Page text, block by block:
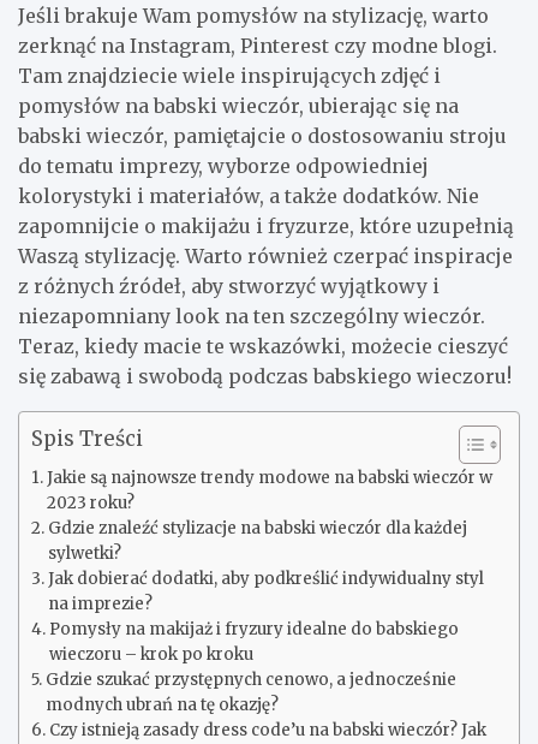
Jeśli brakuje Wam pomysłów na stylizację, warto
zerknąć na Instagram, Pinterest czy modne blogi.
Tam znajdziecie wiele inspirujących zdjęć i
pomysłów na babski wieczór, ubierając się na
babski wieczór, pamiętajcie o dostosowaniu stroju
do tematu imprezy, wyborze odpowiedniej
kolorystyki i materiałów, a także dodatków. Nie
zapomnijcie o makijażu i fryzurze, które uzupełnią
Waszą stylizację. Warto również czerpać inspiracje
z różnych źródeł, aby stworzyć wyjątkowy i
niezapomniany look na ten szczególny wieczór.
Teraz, kiedy macie te wskazówki, możecie cieszyć
się zabawą i swobodą podczas babskiego wieczoru!
Spis Treści
Jakie są najnowsze trendy modowe na babski wieczór w
2023 roku?
Gdzie znaleźć stylizacje na babski wieczór dla każdej
sylwetki?
Jak dobierać dodatki, aby podkreślić indywidualny styl
na imprezie?
Pomysły na makijaż i fryzury idealne do babskiego
wieczoru – krok po kroku
Gdzie szukać przystępnych cenowo, a jednocześnie
modnych ubrań na tę okazję?
Czy istnieją zasady dress code’u na babski wieczór? Jak